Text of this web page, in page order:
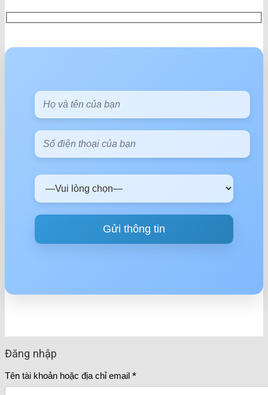
Đăng nhập
Tên tài khoản hoặc địa chỉ email *